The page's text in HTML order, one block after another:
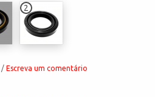
2
/ Escreva um comentário